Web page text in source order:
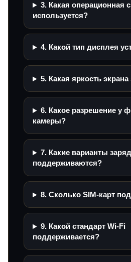
3. Какая операционная
используется?
4. Какой тип дисплея
5. Какая яркость
6. Какое разрешение у
камеры?
7. Какие варианты
поддерживаются?
8. Сколько SIM-карт
9. Какой стандарт Wi‑Fi
поддерживается?